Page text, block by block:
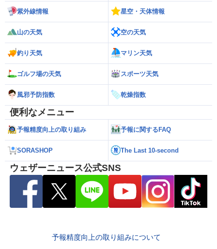
紫外線情報 星空・天体情報
山の天気 空の天気
釣り天気 マリン天気
ゴルフ場の天気 スポーツ天気
風邪予防指数 乾燥指数
便利なメニュー
予報精度向上の取り組み 予報に関するFAQ
SORASHOP The Last 10-second
ウェザーニュース公式SNS
予報精度向上の取り組みについて